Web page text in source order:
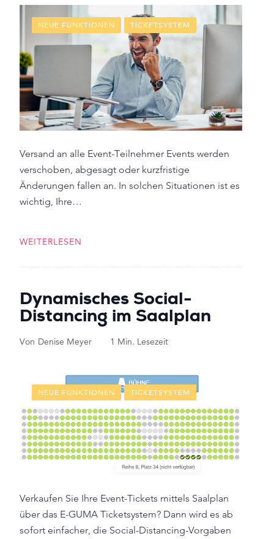
NEUE FUNKTIONEN TICKETSYSTEM
Versand an alle Event-Teilnehmer Events werden
verschoben, abgesagt oder kurzfristige
Änderungen fallen an. In solchen Situationen ist es
wichtig, Ihre…
WEITERLESEN
Dynamisches Social-
Distancing im Saalplan
Von Denise Meyer 1 Min. Lesezeit
NEUE FUNKTIONEN TICKETSYSTEM
Verkaufen Sie Ihre Event-Tickets mittels Saalplan
über das E-GUMA Ticketsystem? Dann wird es ab
sofort einfacher, die Social-Distancing-Vorgaben